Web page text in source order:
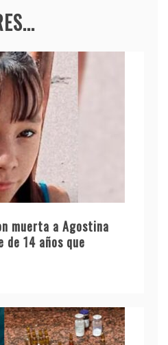
muerta a Agostina
de 14 años que